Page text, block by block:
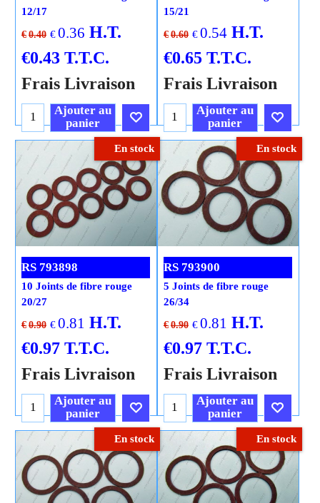
€ 0.40 €0.36 H.T.
€0.43 T.T.C.
Frais Livraison
12/17
Ajouter au
panier
Cliquez ici
€ 0.60 €0.54 H.T.
€0.65 T.T.C.
Frais Livraison
15/21
Ajouter au
panier
Cliquez ici
En stock
RS 793898
€ 0.90 €0.81 H.T.
€0.97 T.T.C.
Frais Livraison
10 Joints de fibre rouge
20/27
Ajouter au
panier
Cliquez ici
En stock
RS 793900
€ 0.90 €0.81 H.T.
€0.97 T.T.C.
Frais Livraison
5 Joints de fibre rouge
26/34
Ajouter au
panier
Cliquez ici
En stock En stock